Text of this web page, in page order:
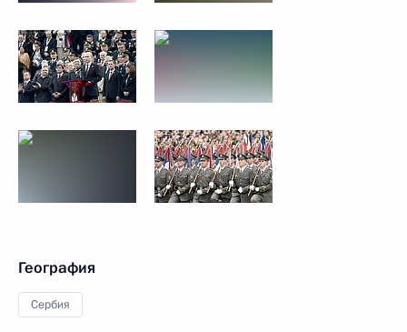
География
Сербия